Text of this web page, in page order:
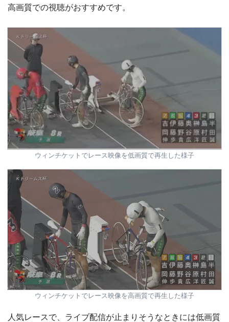
高画質での視聴がおすすめです。
ウィンチケットでレース映像を低画質で再生した様子
ウィンチケットでレース映像を高画質で再生した様子
人気レースで、ライブ配信が止まりそうなときには低画質